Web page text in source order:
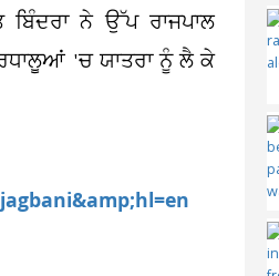
ਬਿੰਦਰਾ ਨੇ ਉੱਪ ਰਾਜਪਾਲ
'ਚ ਯਾਤਰਾ ਨੂੰ ਲੈ ਕੇ